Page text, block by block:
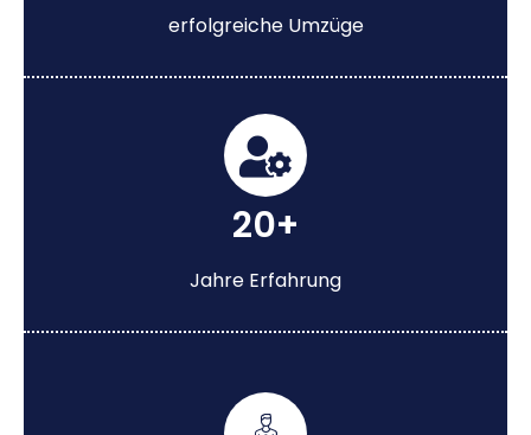
erfolgreiche Umzüge
20+
Jahre Erfahrung